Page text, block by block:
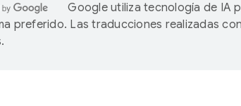
Google utiliza tecnología de IA
preferido. Las traducciones realizadas